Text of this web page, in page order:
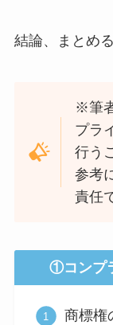
結論、まとめ
※筆
プラ
行う
参考
責任
①コンプ
商標権